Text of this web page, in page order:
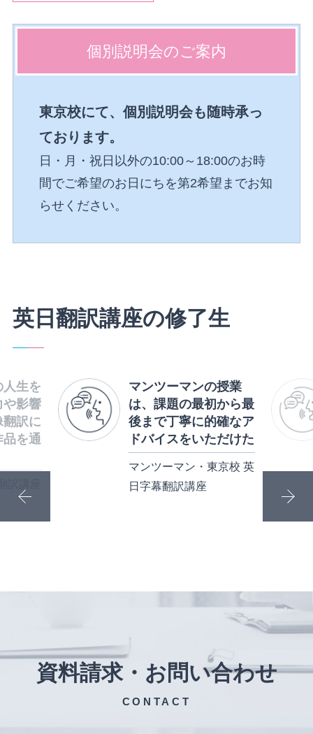
個別説明会のご案内
東京校にて、個別説明会も随時承っ
ております。
日・月・祝日以外の10:00～18:00のお時
間でご希望のお日にちを第2希望までお知
らせください。
英日翻訳講座の修了生
生を
や影響
訳に
品を通
マンツーマンの授業
は、課題の最初から最
後まで丁寧に的確なア
ドバイスをいただけた
マンツーマン・東京校 英
日字幕翻訳講座
資料請求・お問い合わせ
CONTACT